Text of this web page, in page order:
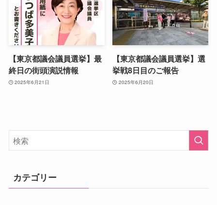
【東京都議会議員選挙】最
終日の街頭演説情報
2025年6月21日
【東京都議会議員選挙】選
挙戦8日目のご報告
2025年6月20日
カテゴリー